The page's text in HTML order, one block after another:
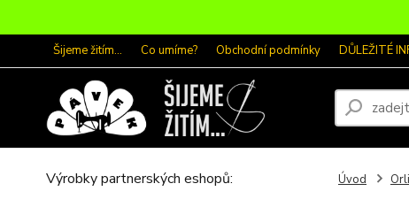
Šijeme žitím... Co umíme? Obchodní podmínky DŮLEŽITÉ
Výrobky partnerských eshopů: Úvod